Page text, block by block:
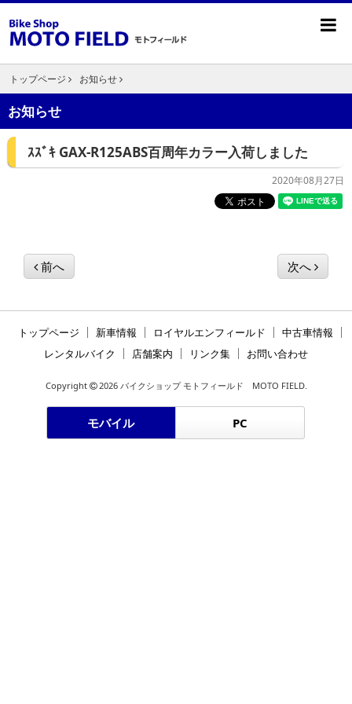
トップページ お知らせ
お知らせ
ｽｽﾞｷ GAX-R125ABS百周年カラー入荷しました
2020年08月27日
前へ 次へ
トップページ 新車情報 ロイヤルエンフィールド
中古車情報
レンタルバイク
店舗案内 リンク集 お問い合わせ
Copyright 2026 バイクショップ モトフィールド MOTO FIELD.
モバイル PC